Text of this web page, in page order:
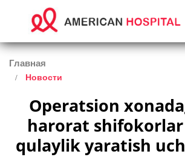
Главная
Новости
Operatsion
harorat
qulaylik yaratish